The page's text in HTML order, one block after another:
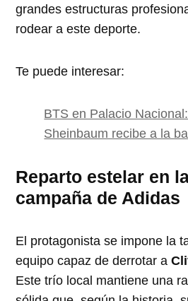
grandes estructuras
rodear a este deporte.
Te puede interesar:
BTS en Palacio
Sheinbaum recibe a la
Reparto estelar en
campaña de Adidas
El protagonista se impone la
equipo capaz de derrotar a
Este trío local mantiene una